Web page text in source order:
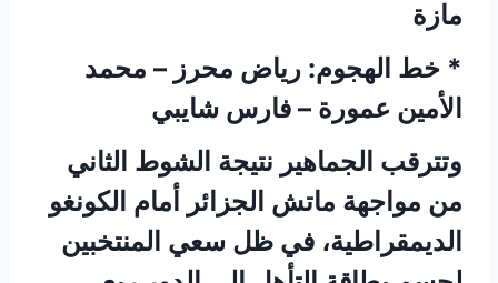
مازة
* خط الهجوم: رياض محرز – محمد
الأمين عمورة – فارس شايبي
وتترقب الجماهير نتيجة الشوط الثاني
من مواجهة ماتش الجزائر أمام الكونغو
الديمقراطية، في ظل سعي المنتخبين